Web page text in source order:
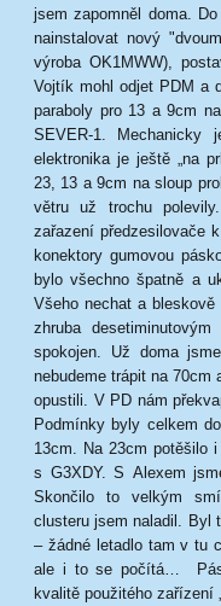
jsem zapomněl doma.
nainstalovat nový
výroba OK1MWW),
Vojtík mohl odjet PDM a
paraboly pro 13 a 9cm
SEVER-1.
elektronika je ještě „na
23, 13 a 9cm na sloup
větru už trochu
zařazení předzesilovače
konektory gumovou
bylo všechno špatně a
Všeho nechat a
zhruba
spokojen. Už doma
nebudeme trápit na 70cm
opustili. V PD nám
Podmínky byly celkem
13cm. Na 23cm potěšilo
s G3XDY. S Alexem
Skončilo to velkým
clusteru jsem naladil. Byl
– žádné letadlo tam v tu
ale i to se počítá…
kvalitě použitého zařízení